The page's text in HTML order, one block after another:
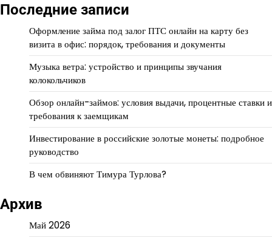
Последние записи
Оформление займа под залог ПТС онлайн на карту без
визита в офис: порядок, требования и документы
Музыка ветра: устройство и принципы звучания
колокольчиков
Обзор онлайн-займов: условия выдачи, процентные ставки и
требования к заемщикам
Инвестирование в российские золотые монеты: подробное
руководство
В чем обвиняют Тимура Турлова?
Архив
Май 2026